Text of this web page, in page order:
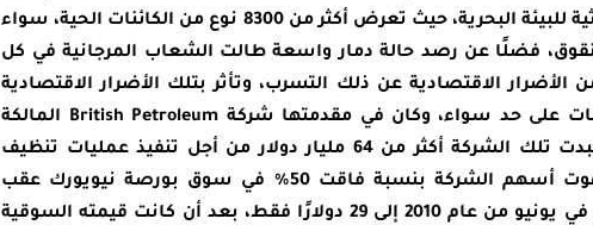
تسبب هذا الانفجار في أضرار كارثية للبيئة البحرية، حيث تعرض أكثر من 8300 نوع من الكائنات الحية، سواء
فضلًا عن رصد حالة دمار واسعة طالت الشعاب المرجانية في كل
الأضرار الاقتصادية عن ذلك التسرب، وتأثر بتلك الأضرار الاقتصادية
العديد من المؤسسات والحكومات على حد سواء، وكان في مقدمتها شركة British Petroleum المالكة
للبئر النفطي المعطوب، حيث تكبدت تلك الشركة أكثر من 64 مليار دولار من أجل تنفيذ عمليات تنظيف
المناطق الملوثة بالنفط، كما هوت أسهم الشركة بنسبة فاقت 50% في سوق بورصة نيويورك عقب
الحادث، حيث وصل سعر السهم في يونيو من عام 2010 إلى 29 دولارًا فقط، بعد أن كانت قيمته السوقية